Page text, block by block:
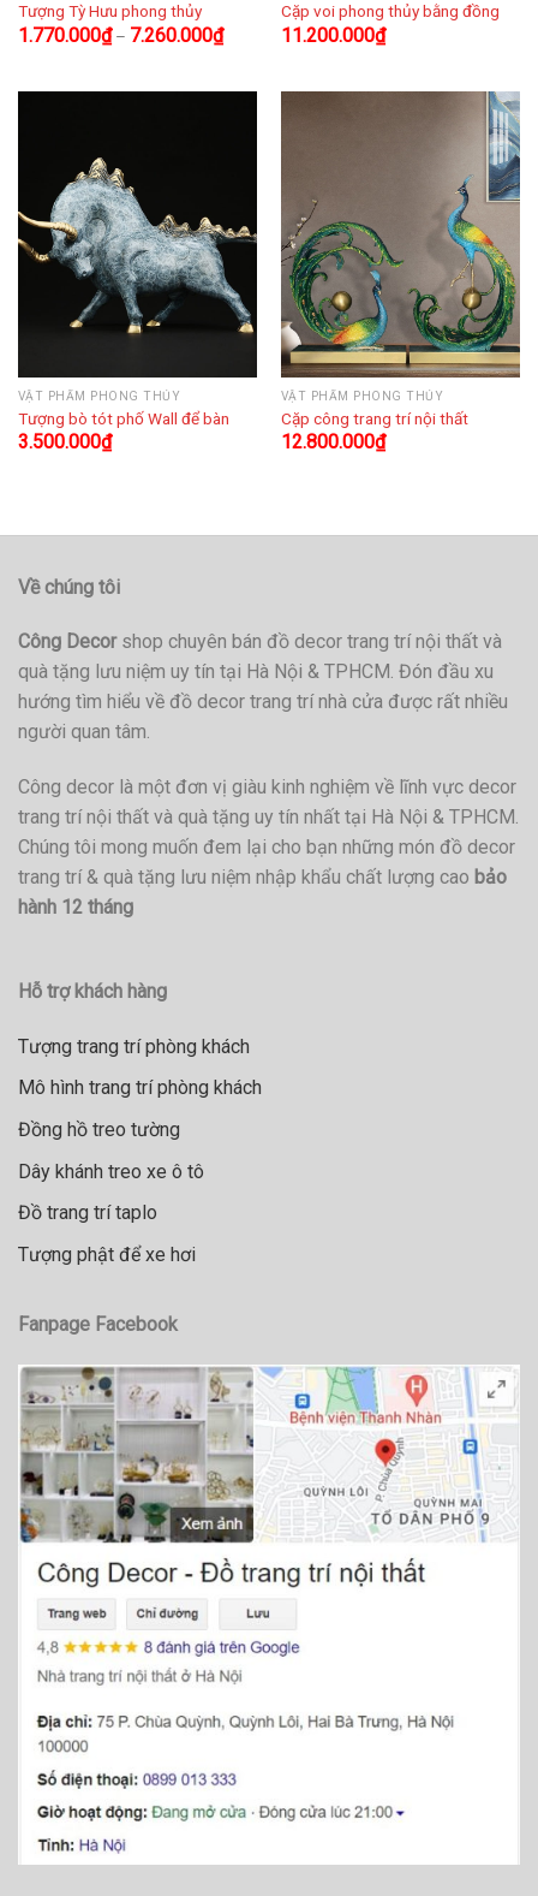
Tượng Tỳ Hưu phong thủy
1.770.000₫– 7.260.000₫
Cặp voi phong thủy bằng đồng
11.200.000₫
VẬT PHẨM PHONG THỦY
Tượng bò tót phố Wall để bàn
3.500.000₫
VẬT PHẨM PHONG THỦY
Cặp công trang trí nội thất
12.800.000₫
Về chúng tôi
Công Decorshop chuyên bán đồ decor trang trí nội thất và
quà tặng lưu niệm uy tín tại Hà Nội & TPHCM. Đón đầu xu
hướng tìm hiểu về đồ decor trang trí nhà cửa được rất nhiều
người quan tâm.
Công decor là một đơn vị giàu kinh nghiệm về lĩnh vực decor
trang trí nội thất và quà tặng uy tín nhất tại Hà Nội & TPHCM.
Chúng tôi mong muốn đem lại cho bạn những món đồ decor
trang trí & quà tặng lưu niệm nhập khẩu chất lượng cao bảo
hành 12 tháng
Hỗ trợ khách hàng
Tượng trang trí phòng khách
Mô hình trang trí phòng khách
Đồng hồ treo tường
Dây khánh treo xe ô tô
Đồ trang trí taplo
Tượng phật để xe hơi
Fanpage Facebook